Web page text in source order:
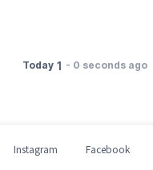
Today 1 - 0 seconds ago
Instagram Facebook